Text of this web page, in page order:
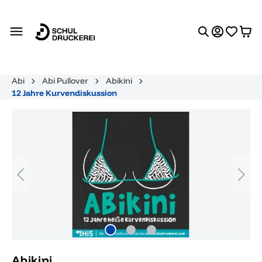
Abi Abi Pullover
Abikini
12 Jahre Kurvendiskussion
Bildergalerie überspringen